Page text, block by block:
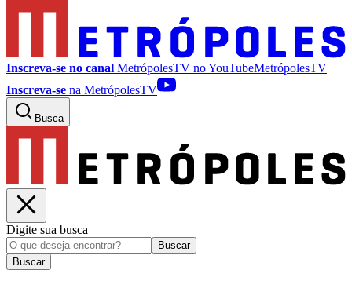
Inscreva-se no canal MetrópolesTV noYouTubeMetrópolesTV
Inscreva-se na MetrópolesTV
Busca
Digite sua busca
Buscar
Buscar